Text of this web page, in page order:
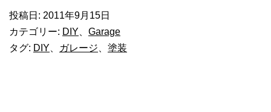
投稿日: 2011年9月15日
カテゴリー: DIY、 Garage
タグ: DIY、 ガレージ、 塗装